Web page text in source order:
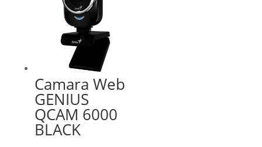
Camara Web
GENIUS
QCAM 6000
BLACK